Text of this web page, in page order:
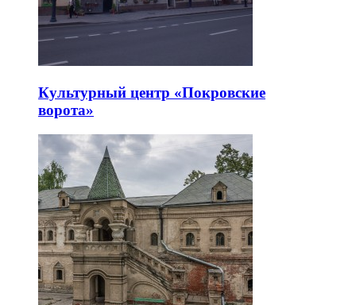
Культурный центр «Покровские
ворота»